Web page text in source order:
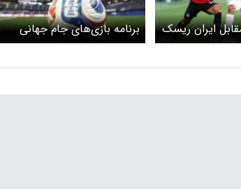
ایران ریسک
برنامه بازی‌های جام جهانی
۲۰۲۶ فردا یکشنبه ۷ تیر ۱۴۰۵/
بازی‌ها به وقت ایران